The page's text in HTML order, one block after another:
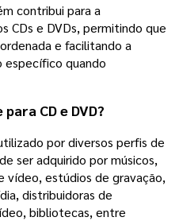
contribui para a
CDs e DVDs, permitindo que
e facilitando a
específico quando
CD e DVD?
por diversos perfis de
ser adquirido por músicos,
vídeo, estúdios de gravação,
distribuidoras de
bibliotecas, entre